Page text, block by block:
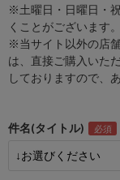
※土曜日・日曜日・
くことがございます
※当サイト以外の店
は、直接ご購入いた
しておりますので、
件名(タイトル)